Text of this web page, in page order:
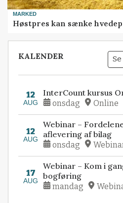
MARKED
Høstpres kan sænke
KALENDER
12
AUG
InterCount kursus
onsdag Online
12
AUG
Webinar –
aflevering af bilag
onsdag
17
AUG
Webinar – Kom i
bogføring
mandag